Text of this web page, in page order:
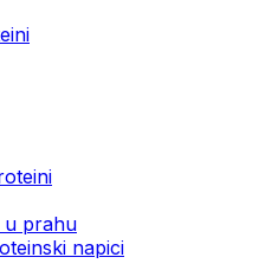
u prahu
napici